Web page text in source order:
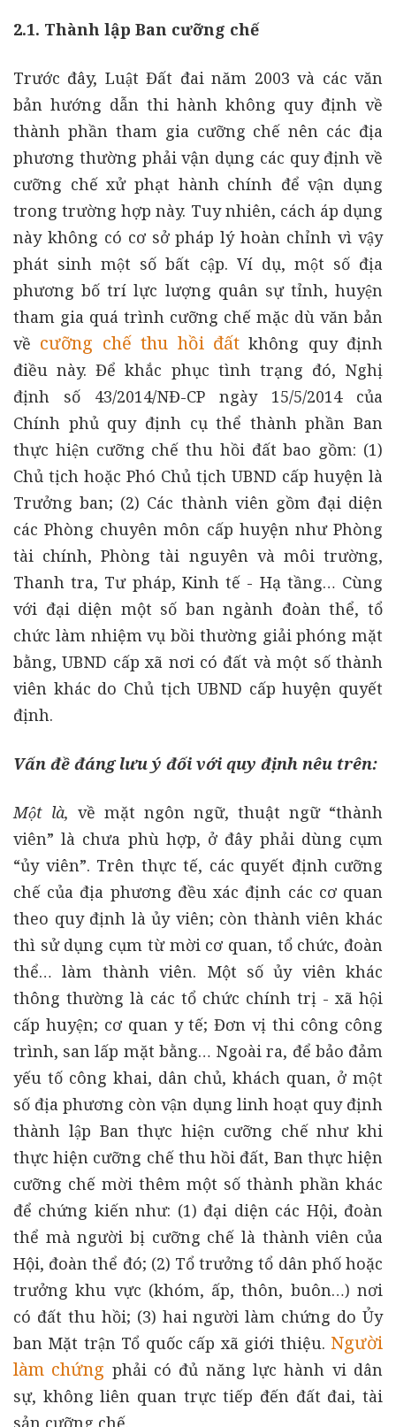
2.1. Thành lập Ban cưỡng chế
Trước đây, Luật Đất đai năm 2003 và các văn
bản hướng dẫn thi hành không quy định về
thành phần tham gia cưỡng chế nên các địa
phương thường phải vận dụng các quy định về
cưỡng chế xử phạt hành chính để vận dụng
trong trường hợp này. Tuy nhiên, cách áp dụng
này không có cơ sở pháp lý hoàn chỉnh vì vậy
phát sinh một số bất cập. Ví dụ, một số địa
phương bố trí lực lượng quân sự tỉnh, huyện
tham gia quá trình cưỡng chế mặc dù văn bản
về cưỡng chế thu hồi đấtkhông quy định
điều này. Để khắc phục tình trạng đó, Nghị
định số 43/2014/NĐ-CP ngày 15/5/2014 của
Chính phủ quy định cụ thể thành phần Ban
thực hiện cưỡng chế thu hồi đất bao gồm: (1)
Chủ tịch hoặc Phó Chủ tịch UBND cấp huyện là
Trưởng ban; (2) Các thành viên gồm đại diện
các Phòng chuyên môn cấp huyện như Phòng
tài chính, Phòng tài nguyên và môi trường,
Thanh tra, Tư pháp, Kinh tế - Hạ tầng… Cùng
với đại diện một số ban ngành đoàn thể, tổ
chức làm nhiệm vụ bồi thường giải phóng mặt
bằng, UBND cấp xã nơi có đất và một số thành
viên khác do Chủ tịch UBND cấp huyện quyết
định.
Vấn đề đáng lưu ý đối với quy định nêu trên:
Một là, về mặt ngôn ngữ, thuật ngữ “thành
viên” là chưa phù hợp, ở đây phải dùng cụm
“ủy viên”. Trên thực tế, các quyết định cưỡng
chế của địa phương đều xác định các cơ quan
theo quy định là ủy viên; còn thành viên khác
thì sử dụng cụm từ mời cơ quan, tổ chức, đoàn
thể… làm thành viên. Một số ủy viên khác
thông thường là các tổ chức chính trị - xã hội
cấp huyện; cơ quan y tế; Đơn vị thi công công
trình, san lấp mặt bằng… Ngoài ra, để bảo đảm
yếu tố công khai, dân chủ, khách quan, ở một
số địa phương còn vận dụng linh hoạt quy định
thành lập Ban thực hiện cưỡng chế như khi
thực hiện cưỡng chế thu hồi đất, Ban thực hiện
cưỡng chế mời thêm một số thành phần khác
để chứng kiến như: (1) đại diện các Hội, đoàn
thể mà người bị cưỡng chế là thành viên của
Hội, đoàn thể đó; (2) Tổ trưởng tổ dân phố hoặc
trưởng khu vực (khóm, ấp, thôn, buôn…) nơi
có đất thu hồi; (3) hai người làm chứng do Ủy
ban Mặt trận Tổ quốc cấp xã giới thiệu. Người
làm chứng phải có đủ năng lực hành vi dân
sự, không liên quan trực tiếp đến đất đai, tài
sản cưỡng chế.